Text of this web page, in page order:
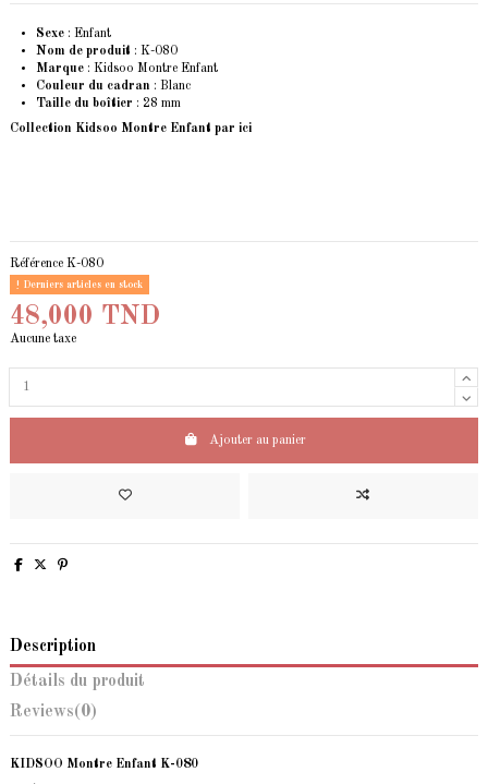
Sexe : Enfant
Nom de produit : K-080
Marque : Kidsoo Montre Enfant
Couleur du cadran : Blanc
Taille du boîtier : 28 mm
Collection Kidsoo Montre Enfant par ici
Référence K-080
Derniers articles en stock
48,000 TND
Aucune taxe
Ajouter au panier
Description
Détails du produit
Reviews(0)
KIDSOO Montre Enfant K-080